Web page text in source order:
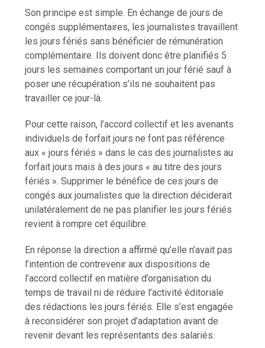
Son principe est simple. En échange de jours de
congés supplémentaires, les journalistes travaillent
les jours fériés sans bénéficier de rémunération
complémentaire. Ils doivent donc être planifiés 5
jours les semaines comportant un jour férié sauf à
poser une récupération s’ils ne souhaitent pas
travailler ce jour-là.
Pour cette raison, l’accord collectif et les avenants
individuels de forfait jours ne font pas référence
aux « jours fériés » dans le cas des journalistes au
forfait jours mais à des jours « au titre des jours
fériés ». Supprimer le bénéfice de ces jours de
congés aux journalistes que la direction déciderait
unilatéralement de ne pas planifier les jours fériés
revient à rompre cet équilibre.
En réponse la direction a affirmé qu’elle n’avait pas
l’intention de contrevenir aux dispositions de
l’accord collectif en matière d’organisation du
temps de travail ni de réduire l’activité éditoriale
des rédactions les jours fériés. Elle s’est engagée
à reconsidérer son projet d’adaptation avant de
revenir devant les représentants des salariés.